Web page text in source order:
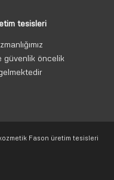
tesisleri
güvenlik öncelik
Fason üretim tesisleri